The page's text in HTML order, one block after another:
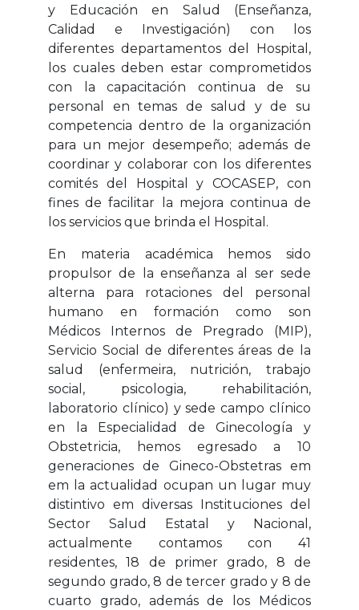
y Educación en Salud (Enseñanza,
Calidad e Investigación) con los
diferentes departamentos del Hospital,
los cuales deben estar comprometidos
con la capacitación continua de su
personal en temas de salud y de su
competencia dentro de la organización
para un mejor desempeño; además de
coordinar y colaborar con los diferentes
comités del Hospital y COCASEP, con
fines de facilitar la mejora continua de
los servicios que brinda el Hospital.
En materia académica hemos sido
propulsor de la enseñanza al ser sede
alterna para rotaciones del personal
humano en formación como son
Médicos Internos de Pregrado (MIP),
Servicio Social de diferentes áreas de la
salud (enfermeira, nutrición, trabajo
social, psicologia, rehabilitación,
laboratorio clínico) y sede campo clínico
en la Especialidad de Ginecología y
Obstetricia, hemos egresado a 10
generaciones de Gineco-Obstetras em
em la actualidad ocupan un lugar muy
distintivo em diversas Instituciones del
Sector Salud Estatal y Nacional,
actualmente contamos con 41
residentes, 18 de primer grado, 8 de
segundo grado, 8 de tercer grado y 8 de
cuarto grado, además de los Médicos